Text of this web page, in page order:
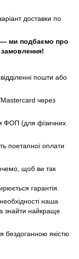
доставки по
— ми подбаємо про
пошти або
через
ФОП (для фізичних
поетапної оплати
щоб ви так
гарантія.
наша
знайти найкраще
бездоганною якістю